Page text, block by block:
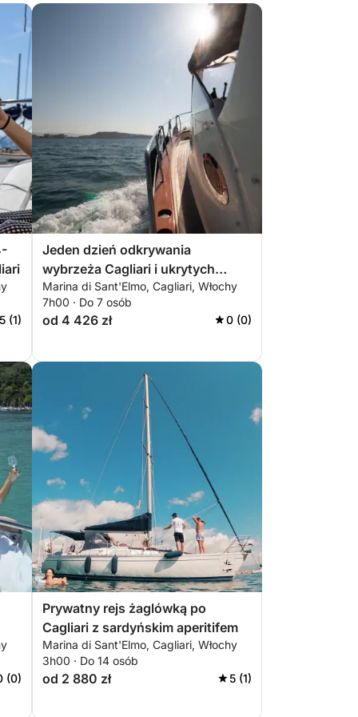
5 (1)
Jeden dzień odkrywania
wybrzeża Cagliari i ukrytych
zatok
Marina di Sant'Elmo, Cagliari, Włochy
7h00 · Do 7 osób
od 4 426 zł 0 (0)
(0)
Prywatny rejs żaglówką po
Cagliari z sardyńskim aperitifem
Marina di Sant'Elmo, Cagliari, Włochy
3h00 · Do 14 osób
od 2 880 zł 5 (1)